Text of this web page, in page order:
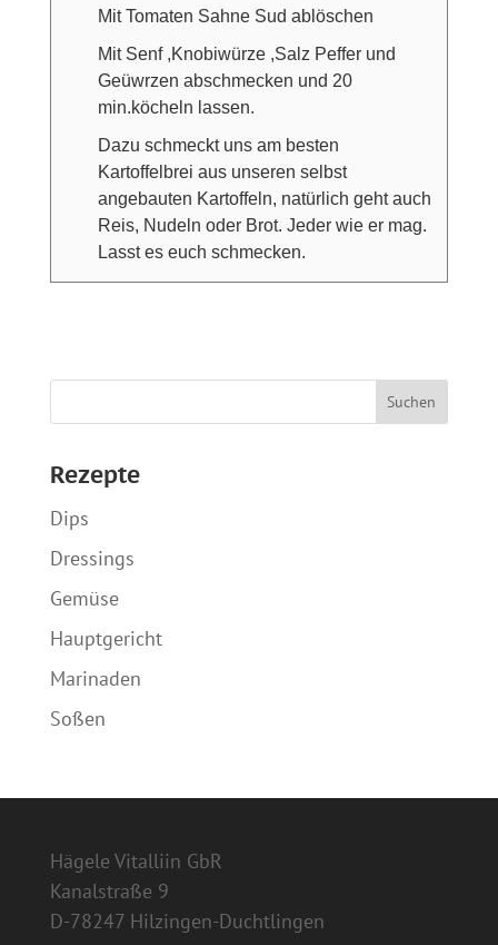
Mit Tomaten Sahne Sud ablöschen
Mit Senf ,Knobiwürze ,Salz Peffer und
Geüwrzen abschmecken und 20
min.köcheln lassen.
Dazu schmeckt uns am besten
Kartoffelbrei aus unseren selbst
angebauten Kartoffeln, natürlich geht auch
Reis, Nudeln oder Brot. Jeder wie er mag.
Lasst es euch schmecken.
Rezepte
Dips
Dressings
Gemüse
Hauptgericht
Marinaden
Soßen
Hägele Vitalliin GbR
Kanalstraße 9
D-78247 Hilzingen-Duchtlingen